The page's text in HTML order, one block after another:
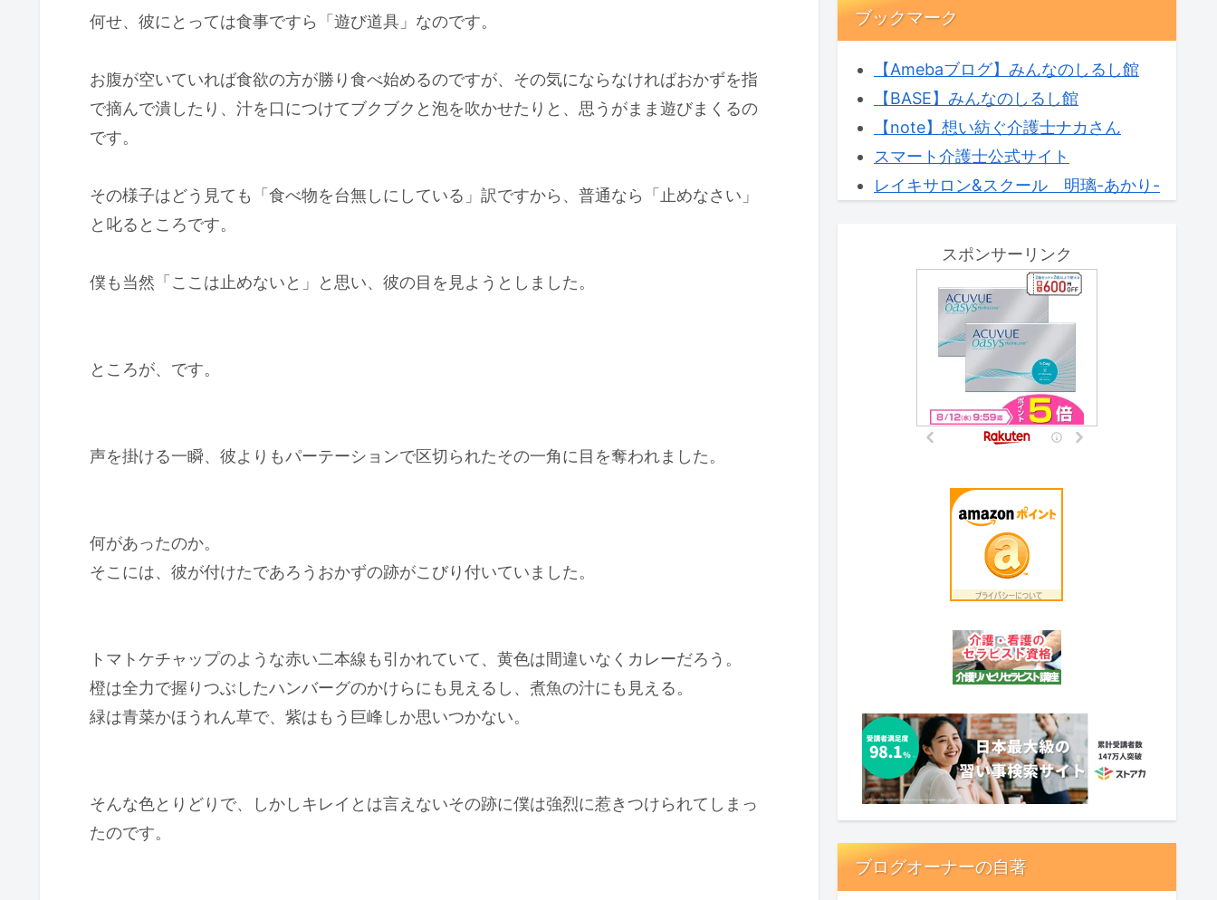
何せ、彼にとっては食事ですら「遊び道具」なのです。
お腹が空いていれば食欲の方が勝り食べ始めるのですが、その気にならなければおかずを指
で摘んで潰したり、汁を口につけてブクブクと泡を吹かせたりと、思うがまま遊びまくるの
です。
その様子はどう見ても「食べ物を台無しにしている」訳ですから、普通なら「止めなさい」
と叱るところです。
僕も当然「ここは止めないと」と思い、彼の目を見ようとしました。
ところが、です。
声を掛ける一瞬、彼よりもパーテーションで区切られたその一角に目を奪われました。
何があったのか。
そこには、彼が付けたであろうおかずの跡がこびり付いていました。
トマトケチャップのような赤い二本線も引かれていて、黄色は間違いなくカレーだろう。
橙は全力で握りつぶしたハンバーグのかけらにも見えるし、煮魚の汁にも見える。
緑は青菜かほうれん草で、紫はもう巨峰しか思いつかない。
そんな色とりどりで、しかしキレイとは言えないその跡に僕は強烈に惹きつけられてしまっ
たのです。
ブックマーク
【Amebaブログ】みんなのしるし館
【BASE】みんなのしるし館
【note】想い紡ぐ介護士ナカさん
スマート介護士公式サイト
レイキサロン&スクール 明璃-あかり-
スポンサーリンク
ブログオーナーの自著